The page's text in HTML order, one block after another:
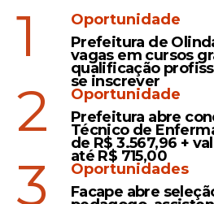
Amanhã (quarta-feira),
uma série de exames
antecedência no âmbito
geral que normalmente é
ficará internado por
estudos correspondentes
publicou o clube sobre a
1
Oportunidade
Prefeitura de
vagas em cursos
qualificação
se inscrever
2
Oportunidade
Prefeitura abre
Técnico de
de R$ 3.567,96 +
até R$ 715,00
3
Oportunidades
Facape abre